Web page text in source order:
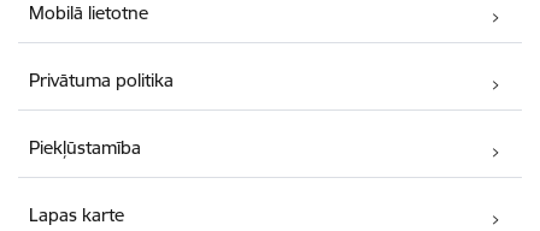
Mobilā lietotne
Privātuma politika
Piekļūstamība
Lapas karte